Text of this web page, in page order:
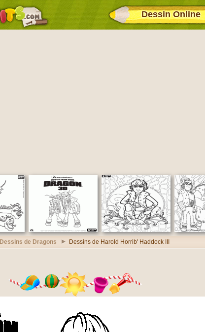
Dessin Online
Dessins de Dragons Dessins de Harold Horrib' Haddock III